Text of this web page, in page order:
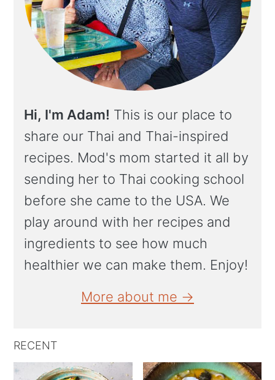
Hi, I'm Adam! This is our place to
share our Thai and Thai-inspired
recipes. Mod's mom started it all by
sending her to Thai cooking school
before she came to the USA. We
play around with her recipes and
ingredients to see how much
healthier we can make them. Enjoy!
More about me →
RECENT